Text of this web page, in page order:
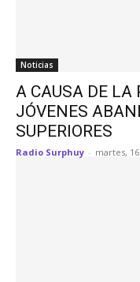
Noticias
A CAUSA DE LA
JÓVENES
SUPERIORES
Radio Surphuy - martes,